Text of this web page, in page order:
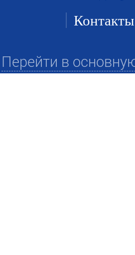
Контакты
Перейти в